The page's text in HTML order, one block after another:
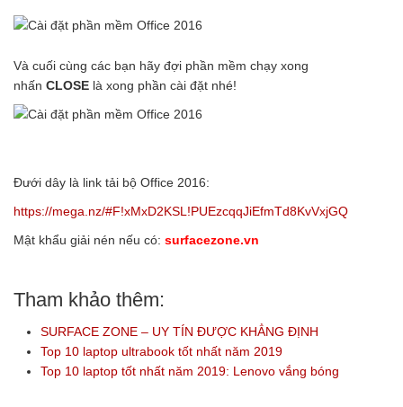
Và cuối cùng các bạn hãy đợi phần mềm chạy xong
nhấn CLOSE là xong phần cài đặt nhé!
Đưới dây là link tải bộ Office 2016:
https://mega.nz/#F!xMxD2KSL!PUEzcqqJiEfmTd8KvVxjGQ
Mật khẩu giải nén nếu có: surfacezone.vn
Tham khảo thêm:
SURFACE ZONE – UY TÍN ĐƯỢC KHẲNG ĐỊNH
Top 10 laptop ultrabook tốt nhất năm 2019
Top 10 laptop tốt nhất năm 2019: Lenovo vắng bóng